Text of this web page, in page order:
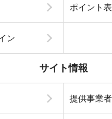
ポイント
ン
サイト情報
提供事業